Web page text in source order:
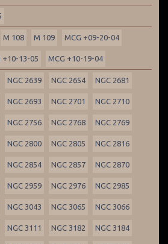
M 108 M 109 MCG +09-20-04
+10-13-05 MCG +10-19-04
NGC 2639 NGC 2654 NGC 2681
NGC 2693 NGC 2701 NGC 2710
NGC 2756 NGC 2768 NGC 2769
NGC 2800 NGC 2805 NGC 2816
NGC 2854 NGC 2857 NGC 2870
NGC 2959 NGC 2976 NGC 2985
NGC 3043 NGC 3065 NGC 3066
NGC 3111 NGC 3182 NGC 3184